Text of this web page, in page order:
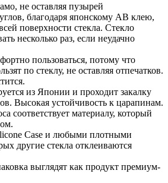
не оставляя пузырей
благодаря японскому AB клею,
поверхности стекла. Стекло
несколько раз, если неудачно
пользоваться, потому что
по стеклу, не оставляя отпечатков.
из Японии и проходит закалку
Высокая устойчивость к царапинам.
соответствует материалу, который
Case и любыми плотными
другие стекла отклеиваются
выглядят как продукт премиум-